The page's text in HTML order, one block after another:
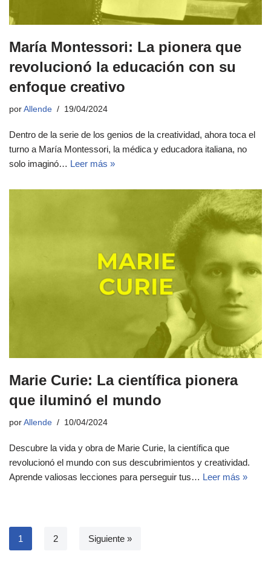
María Montessori: La pionera que
revolucionó la educación con su
enfoque creativo
por Allende 19/04/2024
Dentro de la serie de los genios de la creatividad, ahora toca el
turno a María Montessori, la médica y educadora italiana, no
solo imaginó… Leer más »
Marie Curie: La científica pionera
que iluminó el mundo
por Allende 10/04/2024
Descubre la vida y obra de Marie Curie, la científica que
revolucionó el mundo con sus descubrimientos y creatividad.
Aprende valiosas lecciones para perseguir tus… Leer más »
1 2 Siguiente »